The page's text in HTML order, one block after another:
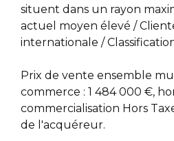
situent dans un rayon
actuel moyen élevé /
internationale /
Prix de vente ensemble
commerce : 1 484 000 €,
commercialisation Hors
de l'acquéreur.